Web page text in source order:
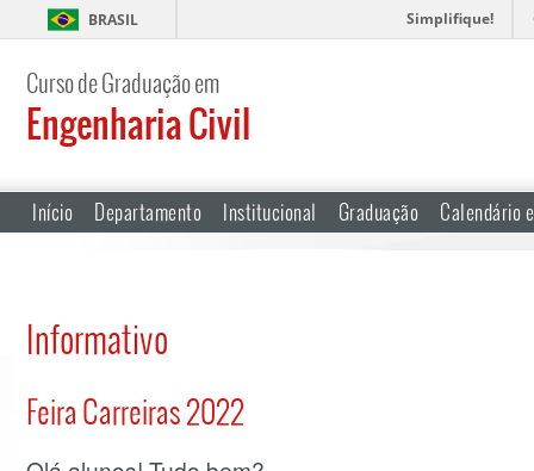
BRASIL Simplifique!
Curso de Graduação em
Engenharia Civil
Início Departamento Institucional Graduação Calendário
Informativo
Feira Carreiras 2022